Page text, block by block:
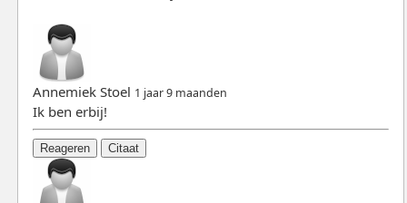
Annemiek Stoel 1 jaar 9 maanden
Ik ben erbij!
Reageren Citaat